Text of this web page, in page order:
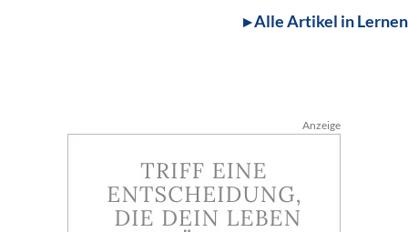
▸ Alle Artikel in Lernen
Anzeige